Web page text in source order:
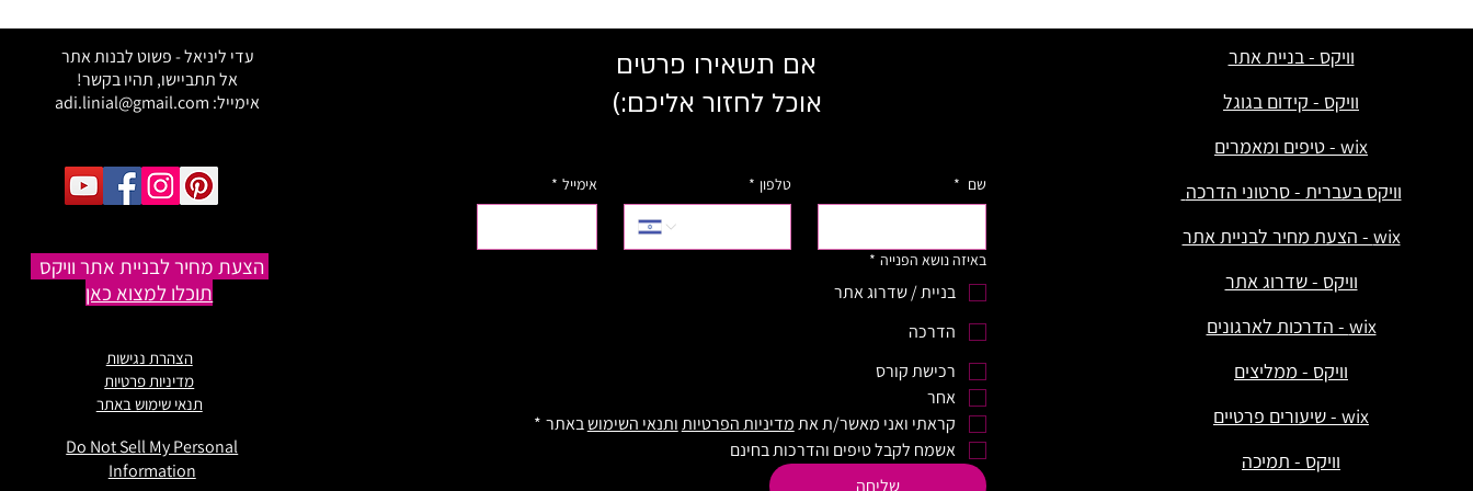
בתשלום אתם חייבים לראות את
עדי ליניאל - פשוט לבנות אתר
אל תתביישו, תהיו בקשר!
אימייל: adi.linial@gmail.com
הצעת מחיר לבניית אתר וויקס
תוכלו למצוא כאן
הצהרת נגישות
מדיניות פרטיות
תנאי שימוש באתר
Do Not Sell My Personal
Information
אם תשאירו פרטים
אוכל לחזור אליכם:)
שם * טלפון * אימייל *
באיזה נושא הפנייה *
בניית / שדרוג אתר
הדרכה
רכישת קורס
אחר
קראתי ואני מאשר/ת את מדיניות הפרטיותותנאי השימוש באתר *
אשמח לקבל טיפים והדרכות בחינם
שליחה
וויקס - בניית אתר
וויקס - קידום בגוגל
wix - טיפים ומאמרים
וויקס בעברית - סרטוני הדרכה
wix - הצעת מחיר לבניית אתר
וויקס - שדרוג אתר
wix - הדרכות לארגונים
וויקס - ממליצים
wix - שיעורים פרטיים
וויקס - תמיכה